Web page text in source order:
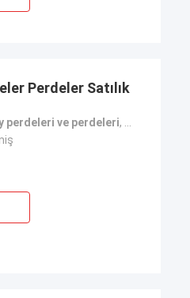
Perdeler Satılık
perdeleri ve perdeleri,